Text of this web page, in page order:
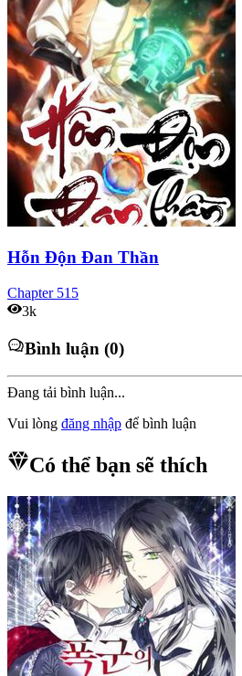
Hỗn Độn Đan Thần
Chapter 515
3k
Bình luận (0)
Đang tải bình luận...
Vui lòng đăng nhập để bình luận
Có thể bạn sẽ thích